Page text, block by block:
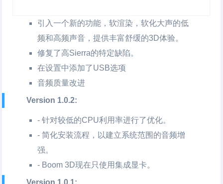
引入一个新的功能，软渲染，软化大声的低
频和高频声音，提供丰富舒缓的3D体验。
修复了高Sierra的特定缺陷。
在设置中添加了USB选项
音频质量改进
Version 1.0.2:
- 针对较低的CPU利用率进行了优化。
- 简化安装流程，以建立系统范围的音频增
强。
- Boom 3D现在只使用集成显卡。
Version 1.0.1: